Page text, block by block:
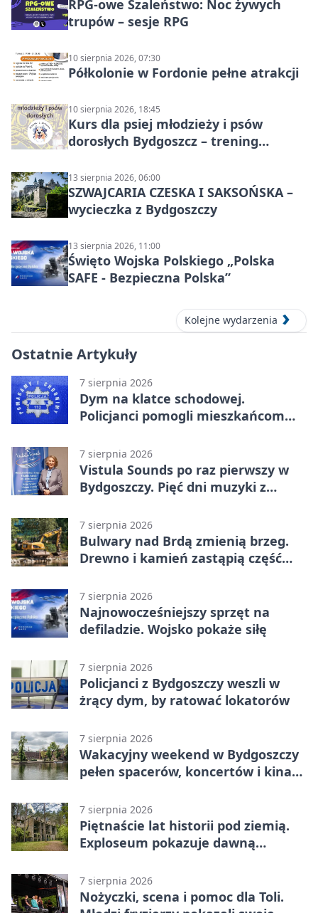
RPG-owe Szaleństwo: Noc żywych
trupów – sesje RPG
10 sierpnia 2026, 07:30
Półkolonie w Fordonie pełne atrakcji
10 sierpnia 2026, 18:45
Kurs dla psiej młodzieży i psów
dorosłych Bydgoszcz – trening
13 sierpnia 2026, 06:00
SZWAJCARIA CZESKA I SAKSOŃSKA –
wycieczka z Bydgoszczy
13 sierpnia 2026, 11:00
Święto Wojska Polskiego „Polska
SAFE - Bezpieczna Polska”
Kolejne wydarzenia
Ostatnie Artykuły
7 sierpnia 2026
Dym na klatce schodowej.
Policjanci pomogli mieszkańcom
7 sierpnia 2026
Vistula Sounds po raz pierwszy w
Bydgoszczy. Pięć dni muzyki z
7 sierpnia 2026
Bulwary nad Brdą zmienią brzeg.
Drewno i kamień zastąpią część
7 sierpnia 2026
Najnowocześniejszy sprzęt na
defiladzie. Wojsko pokaże siłę
7 sierpnia 2026
Policjanci z Bydgoszczy weszli w
żrący dym, by ratować lokatorów
7 sierpnia 2026
Wakacyjny weekend w Bydgoszczy
pełen spacerów, koncertów i kina
7 sierpnia 2026
Piętnaście lat historii pod ziemią.
Exploseum pokazuje dawną
7 sierpnia 2026
Nożyczki, scena i pomoc dla Toli.